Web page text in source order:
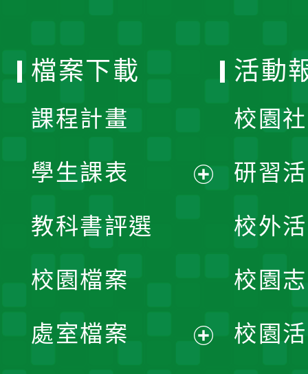
檔案下載
課程計畫
學生課表
單
教科書評選
校園檔案
處室檔案
活動
校園
研習
校外
校園
校園